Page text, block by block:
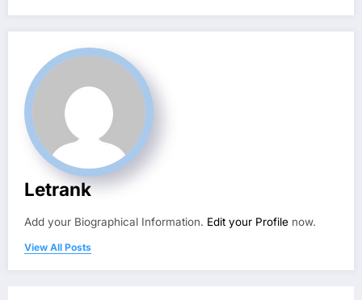
Letrank
Add your Biographical Information. Edit your Profile now.
View All Posts